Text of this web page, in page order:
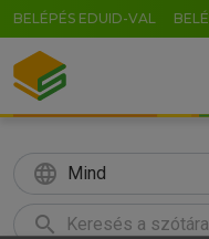
BELÉPÉS EDUID-VAL
language Mind
search